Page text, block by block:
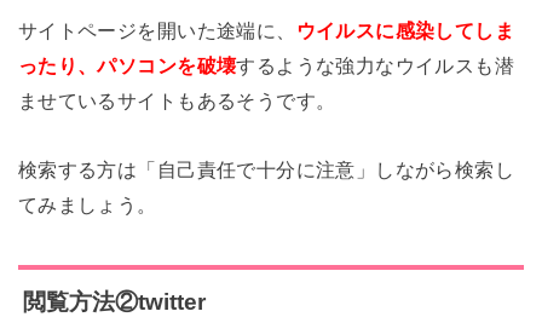
サイトページを開いた途端に、
ウイルスに感染してしま
ったり、 パソコンを破壊するような強力なウイルスも潜
ませているサイトもあるそうです。
検索する方は「自己責任で十分に注意」しながら検索し
てみましょう。
閲覧方法②twitter